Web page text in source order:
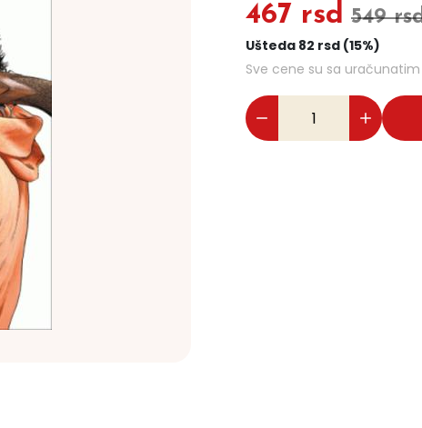
467 rsd 549
Ušteda 82 rsd (15%)
Sve cene su sa